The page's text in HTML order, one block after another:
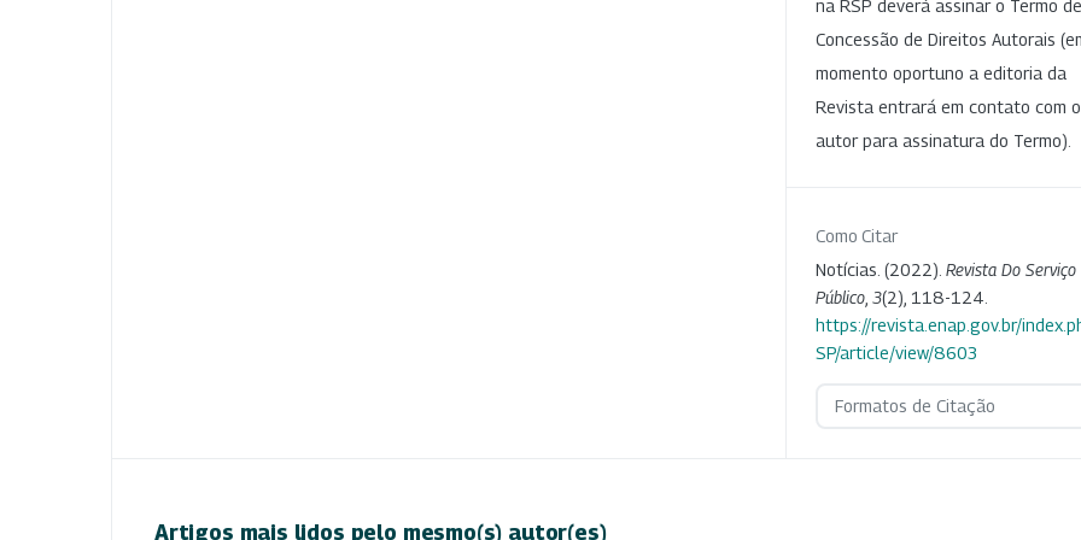
na RSP deverá assinar o Termo de
Concessão de Direitos Autorais
momento oportuno a editoria da
Revista entrará em contato com o
autor para assinatura do Termo).
Como Citar
Notícias. (2022). Revista Do Serviço
Público 3(2), 118-124.
https://revista.enap.gov.br/
SP/article/view/8603
Formatos de Citação
Artigos mais lidos pelo mesmo(s) autor(es)